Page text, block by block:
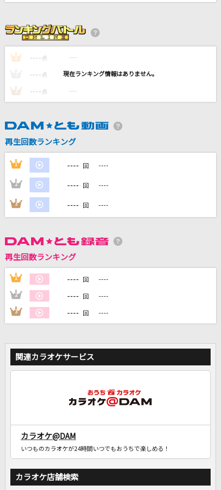
X JAPAN (X)
愛してる 愛してた
DREAMS COME TRUE
くるみ
Mrs. GREEN APPLE
カラオケ最新情報をチェック！
1 ---- 点 ----
---- 点 ----
3 ---- 点 ----
再生回数ランキング
1 ---- 回 ----
2 ---- 回 ----
3 ---- 回 ----
再生回数ランキング
1 ---- 回 ----
2 ---- 回 ----
3 ---- 回 ----
関連カラオケサービス
カラオケ@DAM
いつものカラオケが24時間いつでもおうちで楽しめる！
カラオケ店舗検索